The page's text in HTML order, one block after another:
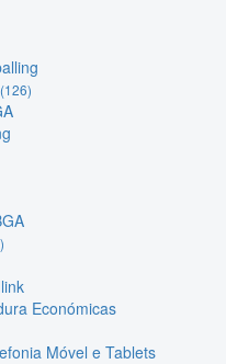
(126)
Económicas
Móvel e Tablets